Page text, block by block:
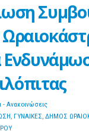
- Ανακοινώσεις
, ΓΥΝΑΙΚΕΣ, ΔΗΜΟΣ